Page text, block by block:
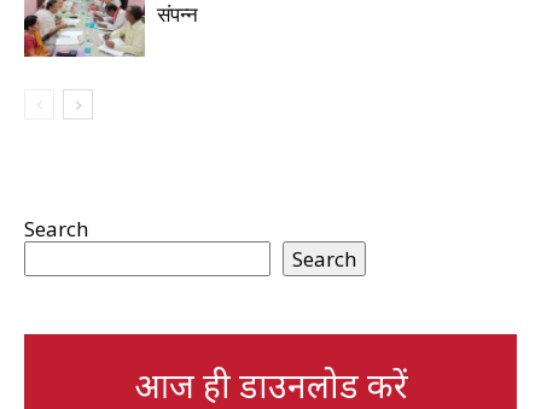
संपन्न
Search
Search
आज ही डाउनलोड करें